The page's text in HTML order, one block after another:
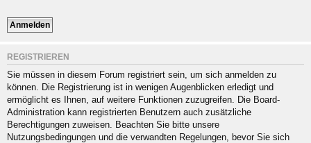
REGISTRIEREN
Sie müssen in diesem Forum registriert sein, um sich anmelden zu
können. Die Registrierung ist in wenigen Augenblicken erledigt und
ermöglicht es Ihnen, auf weitere Funktionen zuzugreifen. Die Board-
Administration kann registrierten Benutzern auch zusätzliche
Berechtigungen zuweisen. Beachten Sie bitte unsere
Nutzungsbedingungen und die verwandten Regelungen, bevor Sie sich